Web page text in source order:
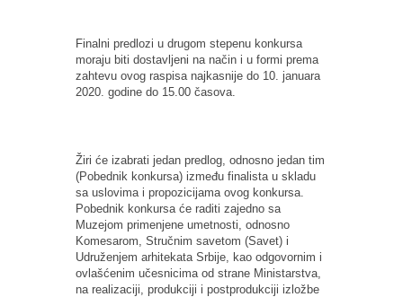
Finalni predlozi u drugom stepenu konkursa
moraju biti dostavljeni na način i u formi prema
zahtevu ovog raspisa najkasnije do 10. januara
2020. godine do 15.00 časova.
Žiri će izabrati jedan predlog, odnosno jedan tim
(Pobednik konkursa) između finalista u skladu
sa uslovima i propozicijama ovog konkursa.
Pobednik konkursa će raditi zajedno sa
Muzejom primenjene umetnosti, odnosno
Komesarom, Stručnim savetom (Savet) i
Udruženjem arhitekata Srbije, kao odgovornim i
ovlašćenim učesnicima od strane Ministarstva,
na realizaciji, produkciji i postprodukciji izložbe